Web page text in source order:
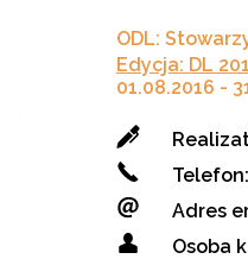
ODL:
Edycja: DL
01.08.2016 -
Telefon:
Adres
Osoba